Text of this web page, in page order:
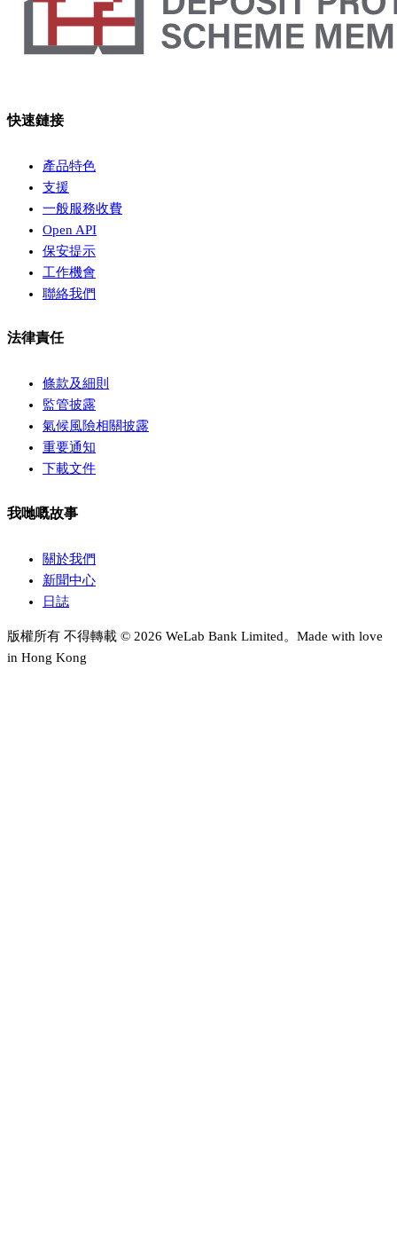
快速鏈接
產品特色
支援
一般服務收費
Open API
保安提示
工作機會
聯絡我們
法律責任
條款及細則
監管披露
氣候風險相關披露
重要通知
下載文件
我哋嘅故事
關於我們
新聞中心
日誌
版權所有 不得轉載 © 2026 WeLab Bank Limited。Made with love
in Hong Kong